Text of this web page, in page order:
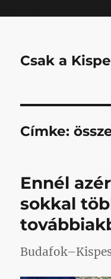
Csak a
Címke:
Ennél
sokkal